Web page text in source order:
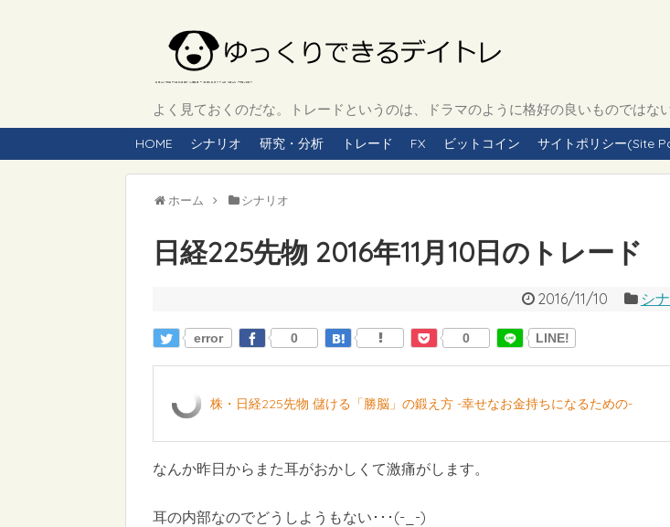
よく見ておくのだな。トレードというのは、ドラマのように格好の良いものではな
HOME シナリオ 研究・分析 トレード FX ビットコイン サイトポリシー(Site
ホーム シナリオ
日経225先物 2016年11月10日のトレード
2016/11/10 シ
error 0 0 LINE!
株・日経225先物 儲ける「勝脳」の鍛え方 -幸せなお金持ちになるための-
なんか昨日からまた耳がおかしくて激痛がします。
耳の内部なのでどうしようもない･･･(-_-)